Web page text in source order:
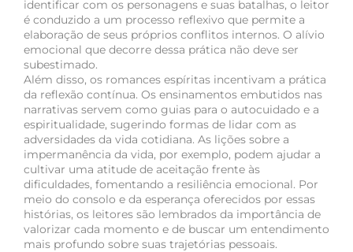
identificar com os personagens e suas batalhas, o leitor
é conduzido a um processo reflexivo que permite a
elaboração de seus próprios conflitos internos. O alívio
emocional que decorre dessa prática não deve ser
subestimado.
Além disso, os romances espíritas incentivam a prática
da reflexão contínua. Os ensinamentos embutidos nas
narrativas servem como guias para o autocuidado e a
espiritualidade, sugerindo formas de lidar com as
adversidades da vida cotidiana. As lições sobre a
impermanência da vida, por exemplo, podem ajudar a
cultivar uma atitude de aceitação frente às
dificuldades, fomentando a resiliência emocional. Por
meio do consolo e da esperança oferecidos por essas
histórias, os leitores são lembrados da importância de
valorizar cada momento e de buscar um entendimento
mais profundo sobre suas trajetórias pessoais.